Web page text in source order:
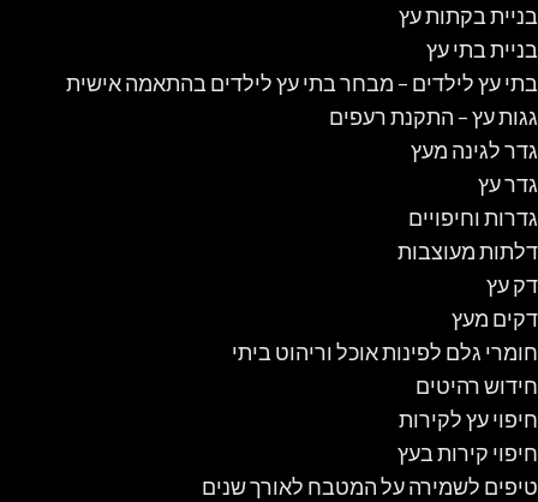
בניית בקתות עץ
בניית בתי עץ
בתי עץ לילדים – מבחר בתי עץ לילדים בהתאמה אישית
גגות עץ – התקנת רעפים
גדר לגינה מעץ
גדר עץ
גדרות וחיפויים
דלתות מעוצבות
דק עץ
דקים מעץ
חומרי גלם לפינות אוכל וריהוט ביתי
חידוש רהיטים
חיפוי עץ לקירות
חיפוי קירות בעץ
טיפים לשמירה על המטבח לאורך שנים